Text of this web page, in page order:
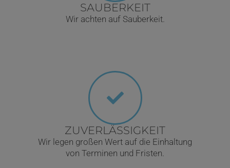
SAUBERKEIT
Wir achten auf Sauberkeit.
ZUVERLÄSSIGKEIT
Wir legen großen Wert auf die Einhaltung
von Terminen und Fristen.